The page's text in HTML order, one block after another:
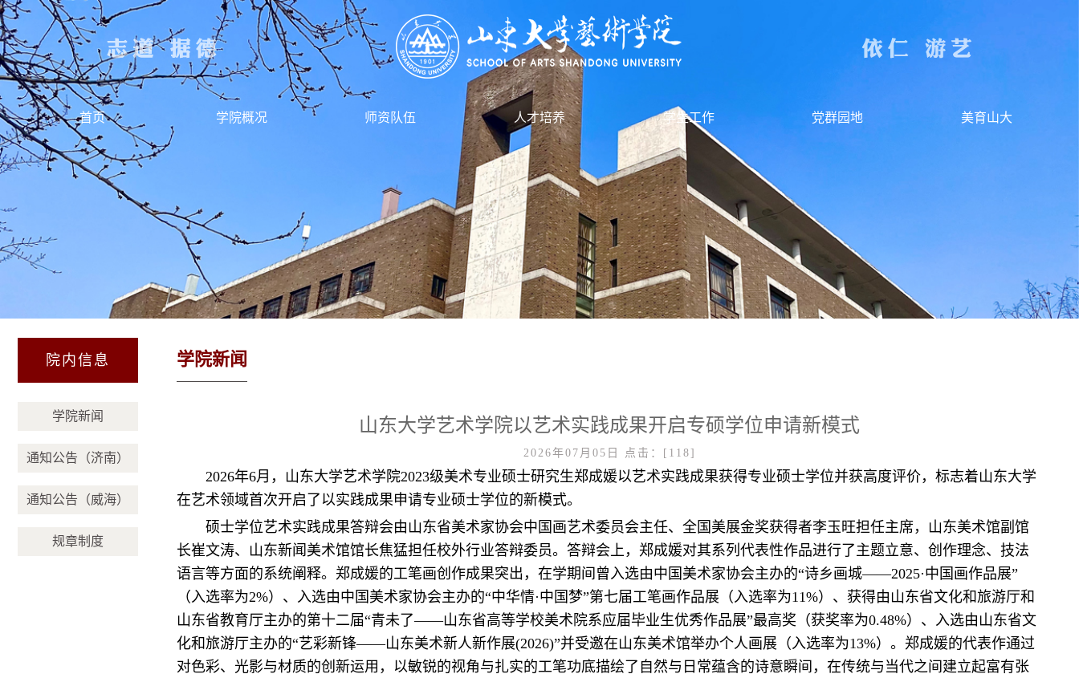
首页 学院概况 师资队伍 人才培养 学生工作 党群园地 美育山大
院内信息
学院新闻
通知公告（济南）
通知公告（威海）
规章制度
学院新闻
山东大学艺术学院以艺术实践成果开启专硕学位申请新模式
2026年07月05日 点击：[ 118]
2026年6月，山东大学艺术学院2023级美术专业硕士研究生郑成媛以艺术实践成果获得专业硕士学位并获高度评价，标志着山东大学
在艺术领域首次开启了以实践成果申请专业硕士学位的新模式。
硕士学位艺术实践成果答辩会由山东省美术家协会中国画艺术委员会主任、全国美展金奖获得者李玉旺担任主席，山东美术馆副馆
长崔文涛、山东新闻美术馆馆长焦猛担任校外行业答辩委员。答辩会上，郑成媛对其系列代表性作品进行了主题立意、创作理念、技法
语言等方面的系统阐释。郑成媛的工笔画创作成果突出，在学期间曾入选由中国美术家协会主办的“诗乡画城——2025·中国画作品展”
（入选率为2%）、入选由中国美术家协会主办的“中华情·中国梦”第七届工笔画作品展（入选率为11%）、获得由山东省文化和旅游厅和
山东省教育厅主办的第十二届“青未了——山东省高等学校美术院系应届毕业生优秀作品展”最高奖（获奖率为0.48%）、入选由山东省文
化和旅游厅主办的“艺彩新锋——山东美术新人新作展(2026)”并受邀在山东美术馆举办个人画展（入选率为13%）。郑成媛的代表作通过
对色彩、光影与材质的创新运用，以敏锐的视角与扎实的工笔功底描绘了自然与日常蕴含的诗意瞬间，在传统与当代之间建立起富有张